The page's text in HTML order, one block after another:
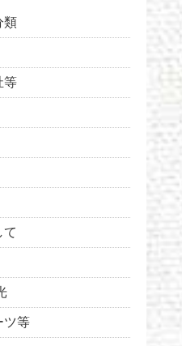
類
等
て
ツ等